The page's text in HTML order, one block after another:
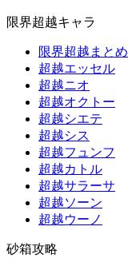
限界超越キャラ
限界超越まとめ
超越エッセル
超越ニオ
超越オクトー
超越シエテ
超越シス
超越フュンフ
超越カトル
超越サラーサ
超越ソーン
超越ウーノ
砂箱攻略